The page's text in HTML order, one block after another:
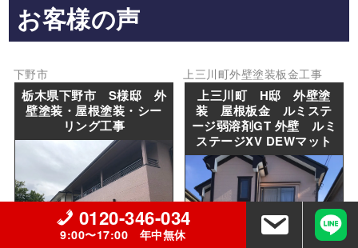
お客様の声
下野市
栃木県下野市 S様邸 外
壁塗装・屋根塗装・シー
リング工事
上三川町外壁塗装板金工事
上三川町 H邸 外壁塗
装 屋根板金 ルミステ
ージ弱溶剤GT 外壁 ルミ
ステージXV DEWマット
0120-346-034
9:00〜17:00 年中無休